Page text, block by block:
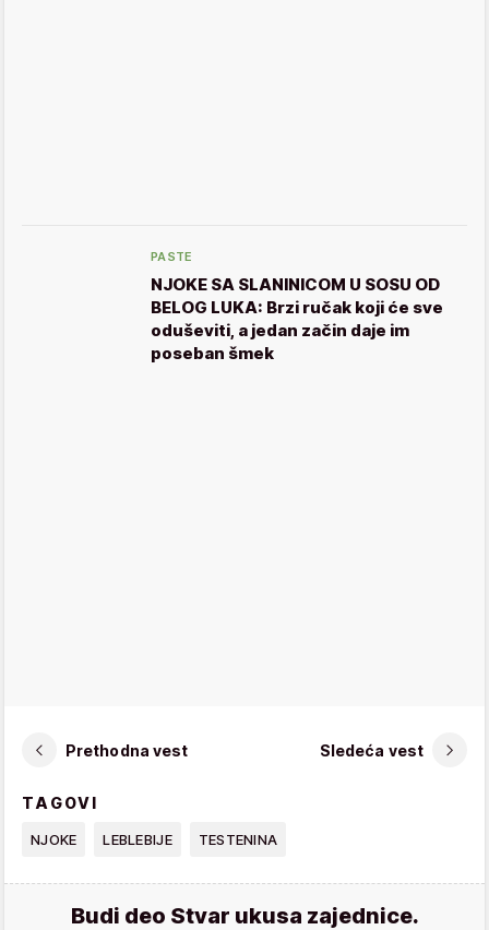
PASTE
NJOKE SA SLANINICOM U SOSU OD
BELOG LUKA: Brzi ručak koji će sve
oduševiti, a jedan začin daje im
poseban šmek
Prethodna vest Sledeća vest
TAGOVI
NJOKE LEBLEBIJE TESTENINA
Budi deo Stvar ukusa zajednice.